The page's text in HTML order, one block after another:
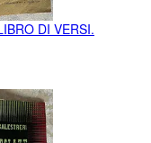
DI VERSI.